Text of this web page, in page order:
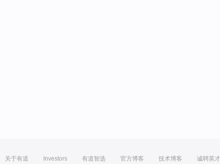
关于有道 Investors 有道智选 官方博客 技术博客 诚聘英才